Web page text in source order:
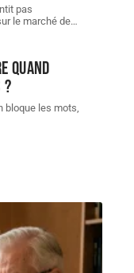
pas
le marché de…
quand
bloque les mots,